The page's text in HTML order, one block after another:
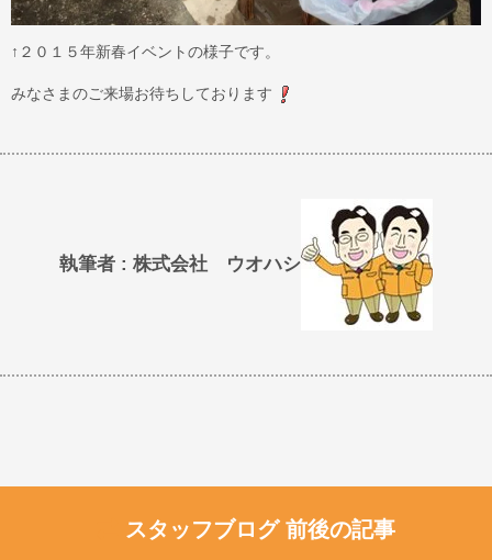
↑２０１５年新春イベントの様子です。
みなさまのご来場お待ちしております
執筆者 : 株式会社 ウオハシ
スタッフブログ 前後の記事